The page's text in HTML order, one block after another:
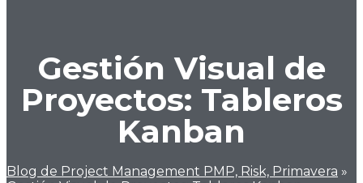
Gestión Visual de
Proyectos: Tableros
Kanban
Blog de Project Management PMP, Risk, Primavera »